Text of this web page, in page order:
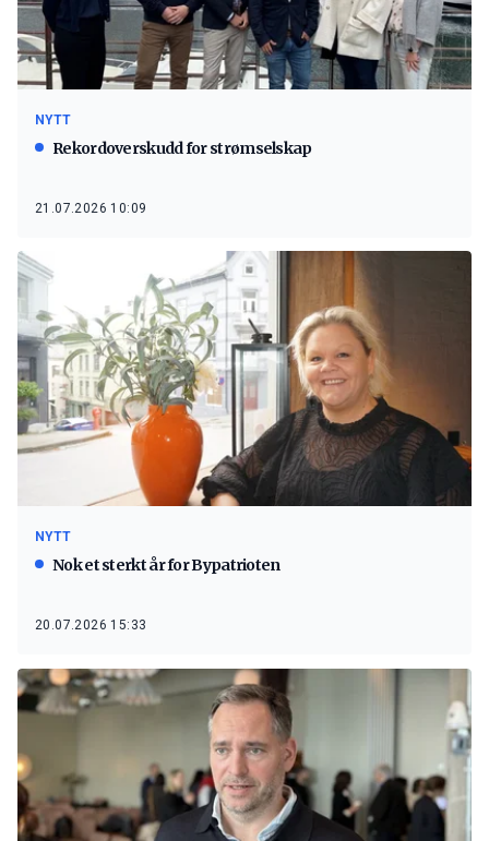
NYTT
Rekordoverskudd for strømselskap
21.07.2026 10:09
NYTT
Nok et sterkt år for Bypatrioten
20.07.2026 15:33